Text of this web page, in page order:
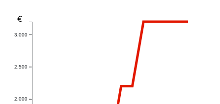
2,000
2,500
3,000
€